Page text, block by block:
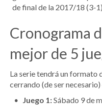
de final de la 2017/18 (3-1).
Cronograma
mejor de 5
La serie tendrá un formato
cerrando (de ser
Juego 1:Sábado 9 de